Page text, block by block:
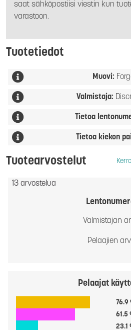
saat sähköpostiisi viestin kun
varastoon.
Tuotetiedot
Muovi:
Valmistaja:
Tietoa
Tietoa kiekon
Tuotearvostelut
13 arvostelua
Valmistajan
Pelaajien
Pelaajat
76.9
61.5
23.1